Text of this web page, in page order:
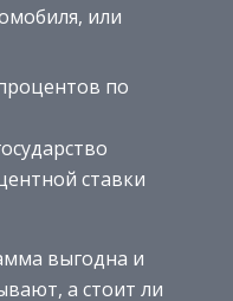
или
по
ставки
выгодна и
а стоит ли